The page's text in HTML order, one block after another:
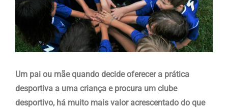
Um pai ou mãe quando decide oferecer a prática
desportiva a uma criança e procura um clube
desportivo, há muito mais valor acrescentado do que